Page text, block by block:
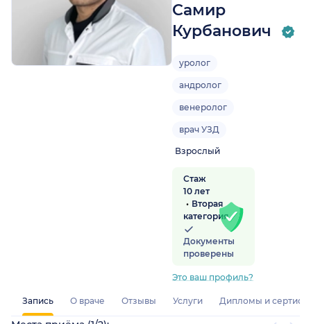
Самир
Курбанович
уролог
андролог
венеролог
врач УЗД
Взрослый
Стаж
10 лет
Вторая
категория
Документы
проверены
Это ваш профиль?
Запись О враче Отзывы Услуги Дипломы и